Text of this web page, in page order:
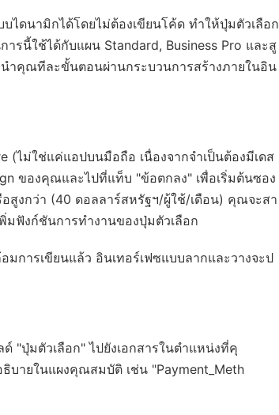
ไดนามิกได้โดยไม่ต้องเขียนโค้ด ทำให้ปุ่มตัวเลือก
รนี้ใช้ได้กับแผน Standard, Business Pro และสู
ำคุณทีละขั้นตอนผ่านกระบวนการสร้างภายในอิน
(ไม่ใช่แค่แอปบนมือถือ เนื่องจากจำเป็นต้องมีเดส
ของคุณและไปที่แท็บ "ข้อตกลง" เพื่อเริ่มต้นซอง
สูงกว่า (40 ดอลลาร์สหรัฐฯ/ผู้ใช้/เดือน) คุณจะสา
มฟังก์ชันการทำงานของปุ่มตัวเลือก
การเขียนแล้ว อินเทอร์เฟซแบบลากและวางจะป
"ปุ่มตัวเลือก" ไปยังเอกสารในตำแหน่งที่คุ
บายในแผงคุณสมบัติ เช่น "Payment_Meth